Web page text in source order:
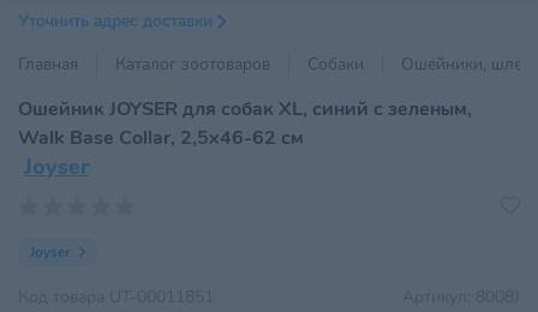
Уточнить адрес доставки
Главная
Каталог зоотоваров Собаки Ошейники,
Ошейник JOYSER для собак XL, синий с зеленым,
Walk Base Collar, 2,5x46-62 см
Joyser
Joyser